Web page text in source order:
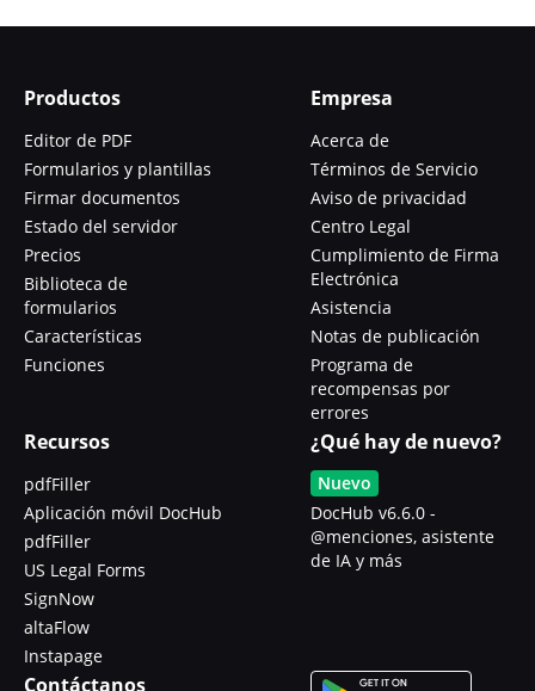
Productos
Editor de PDF
Formularios y plantillas
Firmar documentos
Estado del servidor
Precios
Biblioteca de
formularios
Características
Funciones
Empresa
Acerca de
Términos de Servicio
Aviso de privacidad
Centro Legal
Cumplimiento de Firma
Electrónica
Asistencia
Notas de publicación
Programa de
recompensas por
errores
Recursos
pdfFiller
Aplicación móvil DocHub
pdfFiller
US Legal Forms
SignNow
altaFlow
Instapage
¿Qué hay de nuevo?
Nuevo
DocHub v6.6.0 -
@menciones, asistente
de IA y más
Contáctanos